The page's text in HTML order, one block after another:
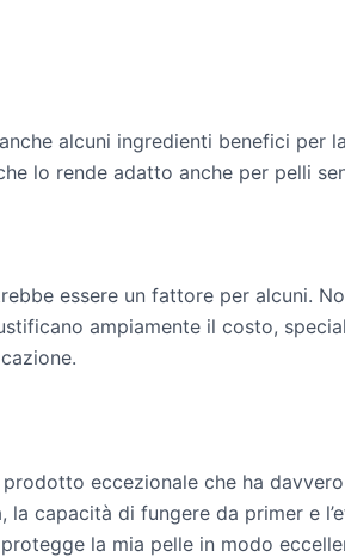
alcuni ingredienti benefici per
lo rende adatto anche per pelli
essere un fattore per alcuni.
ampiamente il costo,
prodotto eccezionale che ha
capacità di fungere da primer e
la mia pelle in modo